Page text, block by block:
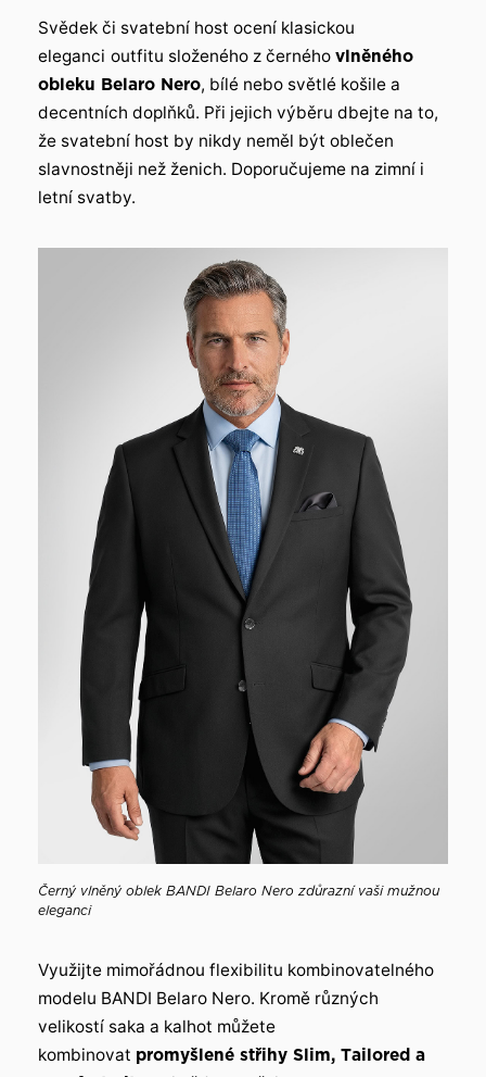
Svědek či svatební host ocení klasickou
eleganci outfitu složeného z černého vlněného
obleku Belaro Nero, bílé nebo světlé košile a
decentních doplňků. Při jejich výběru dbejte na to,
že svatební host by nikdy neměl být oblečen
slavnostněji než ženich. Doporučujeme na zimní i
letní svatby.
Černý vlněný oblek BANDI Belaro Nero zdůrazní vaši mužnou
eleganci
Využijte mimořádnou flexibilitu kombinovatelného
modelu BANDI Belaro Nero. Kromě různých
velikostí saka a kalhot můžete
kombinovat promyšlené střihy Slim, Tailored a